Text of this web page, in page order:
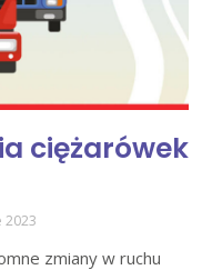
ciężarówek
2023
zmiany w ruchu